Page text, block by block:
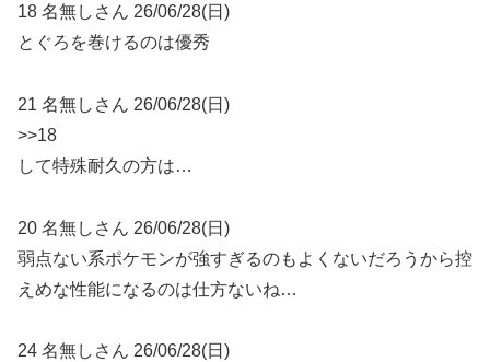
18 名無しさん 26/06/28(日)
とぐろを巻けるのは優秀
21 名無しさん 26/06/28(日)
>>18
して特殊耐久の方は…
20 名無しさん 26/06/28(日)
弱点ない系ポケモンが強すぎるのもよくないだろうから控
えめな性能になるのは仕方ないね…
24 名無しさん 26/06/28(日)